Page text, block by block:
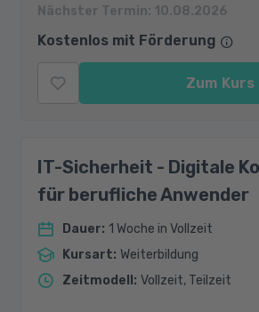
Nächster Termin: 10.08.2026
Kostenlos mit Förderung
Zum Kurs
IT-Sicherheit - Digitale
für berufliche Anwender
Dauer: 1 Woche in Vollzeit
Kursart: Weiterbildung
Zeitmodell : Vollzeit, Teilzeit